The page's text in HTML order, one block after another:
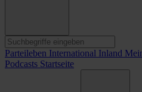
Parteileben International Inland
Podcasts Startseite